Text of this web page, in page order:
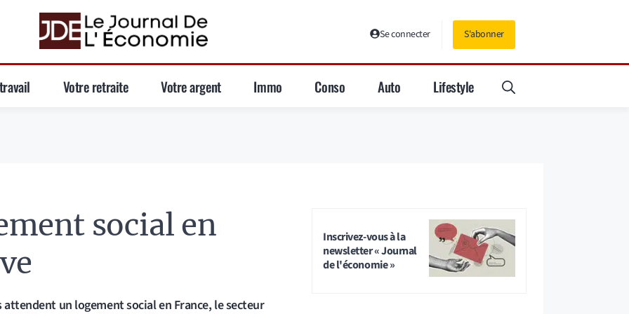
Se connecter S'abonner
Votre retraite Votre argent Immo Conso Auto Lifestyle
social en
un logement social en France, le secteur
Inscrivez-vous à la
newsletter « Journal
de l'économie »